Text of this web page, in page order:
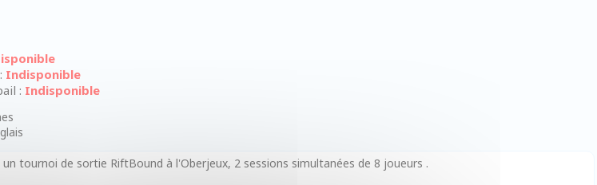
Indisponible
: Indisponible
un tournoi de sortie RiftBound à l'Oberjeux, 2 sessions simultanées de 8 joueurs .